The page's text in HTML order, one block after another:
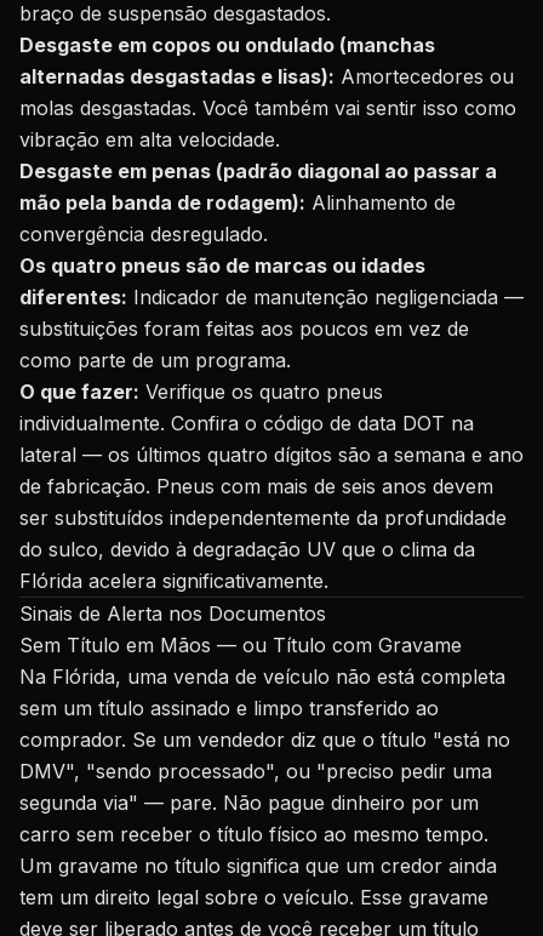
braço de suspensão desgastados.
Desgaste em copos ou ondulado (manchas
alternadas desgastadas e lisas): Amortecedores ou
molas desgastadas. Você também vai sentir isso como
vibração em alta velocidade.
Desgaste em penas (padrão diagonal ao passar a
mão pela banda de rodagem): Alinhamento de
convergência desregulado.
Os quatro pneus são de marcas ou idades
diferentes: Indicador de manutenção negligenciada —
substituições foram feitas aos poucos em vez de
como parte de um programa.
O que fazer: Verifique os quatro pneus
individualmente. Confira o código de data DOT na
lateral — os últimos quatro dígitos são a semana e ano
de fabricação. Pneus com mais de seis anos devem
ser substituídos independentemente da profundidade
do sulco, devido à degradação UV que o clima da
Flórida acelera significativamente.
Sinais de Alerta nos Documentos
Sem Título em Mãos — ou Título com Gravame
Na Flórida, uma venda de veículo não está completa
sem um título assinado e limpo transferido ao
comprador. Se um vendedor diz que o título "está no
DMV", "sendo processado", ou "preciso pedir uma
segunda via" — pare. Não pague dinheiro por um
carro sem receber o título físico ao mesmo tempo.
Um gravame no título significa que um credor ainda
tem um direito legal sobre o veículo. Esse gravame
deve ser liberado antes de você receber um título